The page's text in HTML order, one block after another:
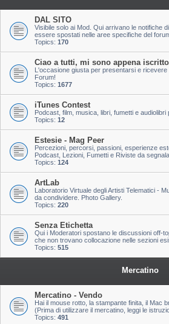
DAL SITO
Visibile solo ai Mod. Qui arrivano le notifiche
essere spostati nelle aree specifiche del
Topics: 170
Ciao a tutti, mi sono appena
L'occasione giusta per presentarsi e ricevere
Forum!
Topics: 1677
iTunes Contest
Podcast, film, musica, libri, fumetti e
Topics: 12
Estesie - Mag Peer
Percezioni, percorsi, passioni, esperienze
Podcast, Lezioni, Fumetti e Riviste da
Topics: 124
ArtLab
Laboratorio Virtuale degli Artisti Telematici -
da condividere. Photo Gallery.
Topics: 220
Senza Etichetta
Qui i Moderatori spostano le discussioni off-
che non trovano collocazione nelle sezioni
Topics: 515
Mercatino
Mercatino - Vendo
Hai il mouse rotto, la stampante finita, il Mac
(Prima di utilizzare il mercatino, leggi le
Topics: 491